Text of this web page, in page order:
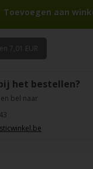
7,01 EUR
het bestellen?
bel naar